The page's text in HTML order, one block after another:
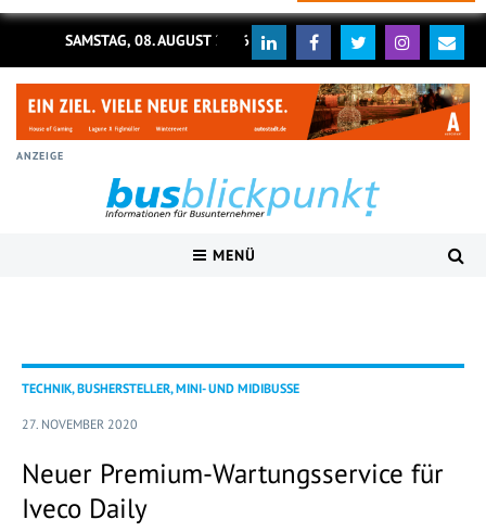
SAMSTAG, 08. AUGUST 2026
ANZEIGE
MENÜ
TECHNIK, BUSHERSTELLER, MINI- UND MIDIBUSSE
27. NOVEMBER 2020
Neuer Premium-Wartungsservice für
Iveco Daily